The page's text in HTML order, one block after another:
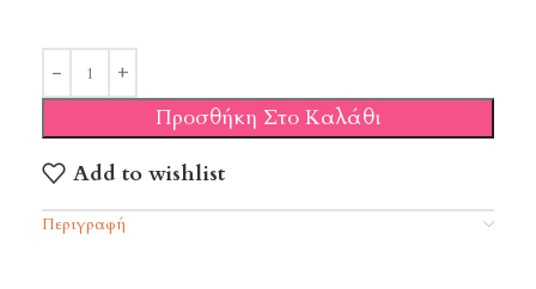
Προσθήκη Στο Καλάθι
Add to wishlist
Περιγραφή